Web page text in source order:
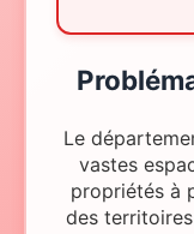
Le
vastes
propriétés à
des